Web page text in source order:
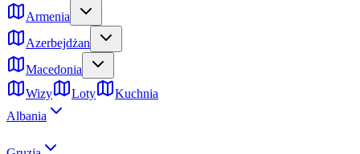
Armenia
Azerbejdżan
Macedonia
Wizy
Loty
Kuchnia
Albania